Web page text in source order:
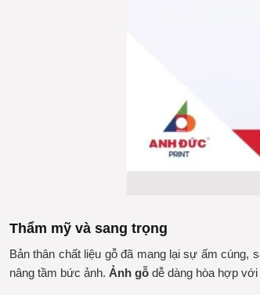
Thẩm mỹ và sang trọng
Bản thân chất liệu gỗ đã mang lại sự ấm cúng,
nâng tầm bức ảnh. Ảnh gỗ dễ dàng hòa hợp